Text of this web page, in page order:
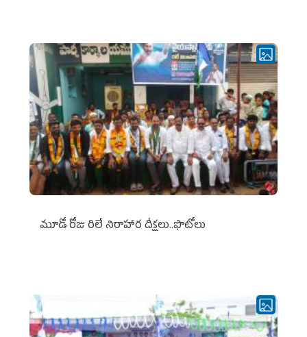
మూడో రోజు రిలే నిరాహార దీక్షలు..ఫొటోలు